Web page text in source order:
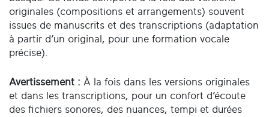
originales (compositions et arrangements) souvent
issues de manuscrits et des transcriptions (adaptation
à partir d’un original, pour une formation vocale
précise).
Avertissement : À la fois dans les versions originales
et dans les transcriptions, pour un confort d’écoute
des fichiers sonores, des nuances, tempi et durées